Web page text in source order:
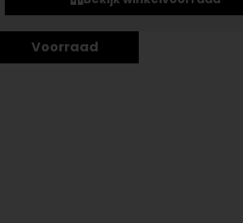
Voorraad